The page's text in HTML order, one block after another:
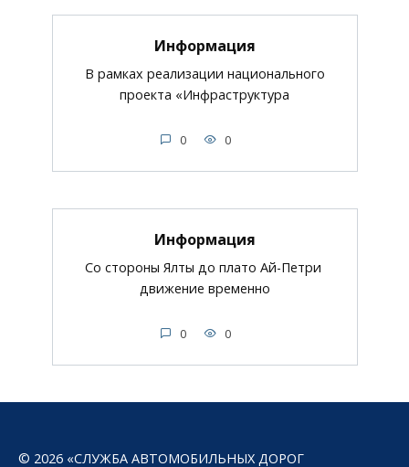
Информация
В рамках реализации национального
проекта «Инфраструктура
0 0
Информация
Со стороны Ялты до плато Ай-Петри
движение временно
0 0
© 2026 «СЛУЖБА АВТОМОБИЛЬНЫХ ДОРОГ